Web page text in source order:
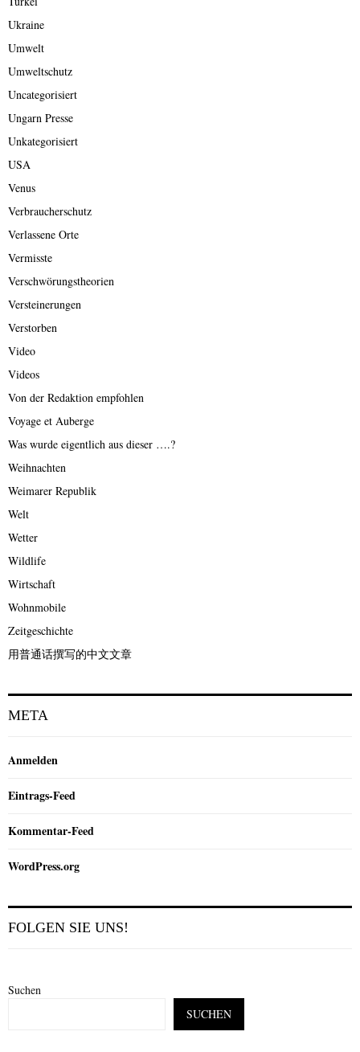
Ukraine
Umwelt
Umweltschutz
Uncategorisiert
Ungarn Presse
Unkategorisiert
USA
Venus
Verbraucherschutz
Verlassene Orte
Vermisste
Verschwörungstheorien
Versteinerungen
Verstorben
Video
Videos
Von der Redaktion empfohlen
Voyage et Auberge
Was wurde eigentlich aus dieser ….?
Weihnachten
Weimarer Republik
Welt
Wetter
Wildlife
Wirtschaft
Wohnmobile
Zeitgeschichte
用普通话撰写的中文文章
META
Anmelden
Eintrags-Feed
Kommentar-Feed
WordPress.org
FOLGEN SIE UNS!
Suchen
SUCHEN